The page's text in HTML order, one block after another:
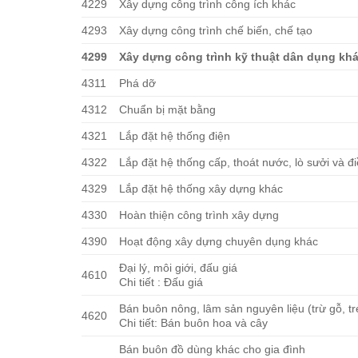
4229 Xây dựng công trình công ích khác
4293 Xây dựng công trình chế biến, chế tạo
4299 Xây dựng công trình kỹ thuật dân dụng
4311 Phá dỡ
4312 Chuẩn bị mặt bằng
4321 Lắp đặt hệ thống điện
4322 Lắp đặt hệ thống cấp, thoát nước, lò sưởi và
4329 Lắp đặt hệ thống xây dựng khác
4330 Hoàn thiện công trình xây dựng
4390 Hoạt động xây dựng chuyên dụng khác
4610
Đại lý, môi giới, đấu giá
Chi tiết : Đấu giá
4620
Bán buôn nông, lâm sản nguyên liệu (trừ gỗ,
Chi tiết: Bán buôn hoa và cây
Bán buôn đồ dùng khác cho gia đình